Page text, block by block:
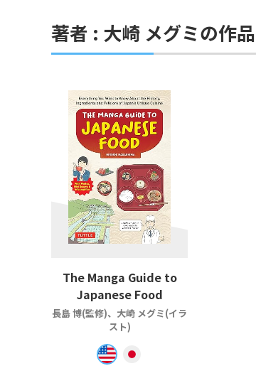
著者 : 大崎 メグミの作品
The Manga Guide to
Japanese Food
長島 博(監修)、大崎 メグミ(イラ
スト)